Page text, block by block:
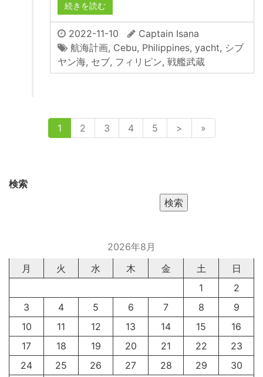
続きを読む
2022-11-10
Captain Isana
航海計画, Cebu, Philippines, yacht, シブ
ヤン海, セブ, フィリピン, 戦艦武蔵
1 2 3 4 5 > »
検索
検索
2026年8月
月
火 水 木 金 土
日
1
2
3
4 5 6 7 8
9
10
11 12 13 14 15
16
17
18 19 20 21 22
23
24
25 26 27 28 29
30